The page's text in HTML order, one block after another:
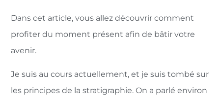
Dans cet article, vous allez découvrir comment
profiter du moment présent afin de bâtir votre
avenir.
Je suis au cours actuellement, et je suis tombé sur
les principes de la stratigraphie. On a parlé environ